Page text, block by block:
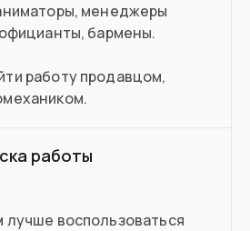
менеджеры
бармены.
работу продавцом,
работы
лучше воспользоваться